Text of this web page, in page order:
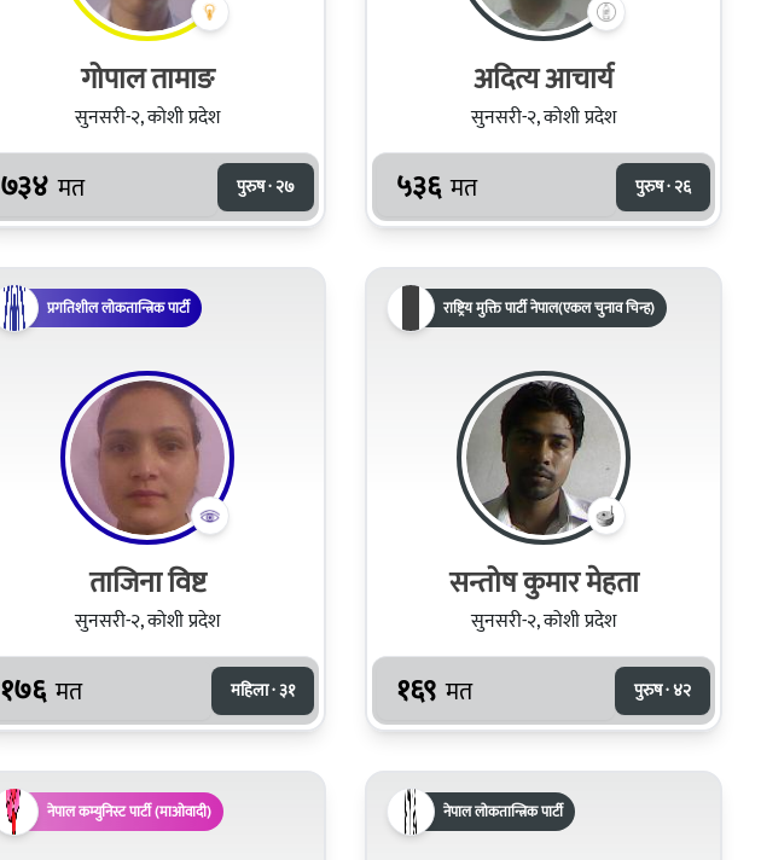
गोपाल तामाङ
सुनसरी-२, कोशी प्रदेश
७३४ मत पुरुष · २७
अदित्य आचार्य
सुनसरी-२, कोशी प्रदेश
५३६ मत पुरुष · २६
प्रगतिशील लोकतान्त्रिक पार्टी
ताजिना विष्ट
सुनसरी-२, कोशी प्रदेश
१७६ मत महिला · ३१
राष्ट्रिय मुक्ति पार्टी नेपाल(एकल चुनाव चिन्ह)
सन्तोष कुमार मेहता
सुनसरी-२, कोशी प्रदेश
१६९ मत पुरुष · ४२
नेपाल कम्युनिस्ट पार्टी (माओवादी) नेपाल लोकतान्त्रिक पार्टी